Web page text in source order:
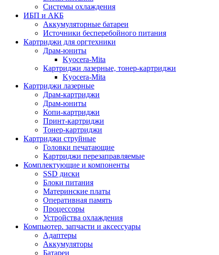
Системы охлаждения
ИБП и АКБ
Аккумуляторные батареи
Источники бесперебойного питания
Картриджи для оргтехники
Драм-юниты
Kyocera-Mita
Картриджи лазерные, тонер-картриджи
Kyocera-Mita
Картриджи лазерные
Драм-картриджи
Драм-юниты
Копи-картриджи
Принт-картриджи
Тонер-картриджи
Картриджи струйные
Головки печатающие
Картриджи перезаправляемые
Комплектующие и компоненты
SSD диски
Блоки питания
Материнские платы
Оперативная память
Процессоры
Устройства охлаждения
Компьютер. запчасти и аксессуары
Адаптеры
Аккумуляторы
Батареи